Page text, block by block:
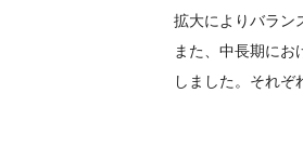
拡大によりバラン
また、中長期に
しました。それぞ